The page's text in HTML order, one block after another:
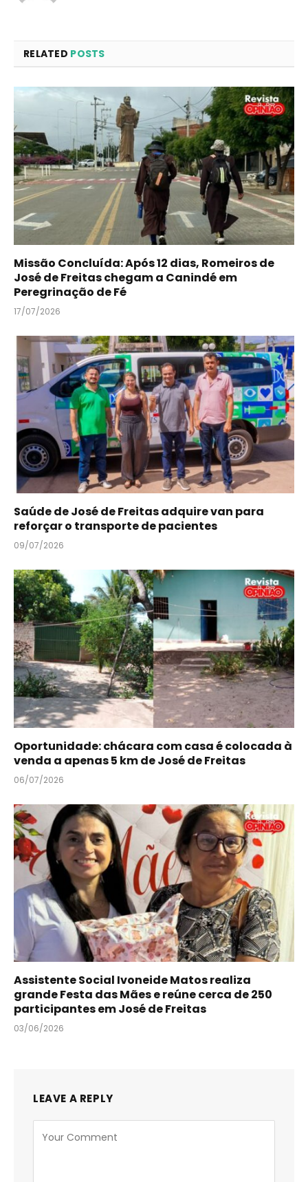
RELATED POSTS
Missão Concluída: Após 12 dias, Romeiros de
José de Freitas chegam a Canindé em
Peregrinação de Fé
17/07/2026
Saúde de José de Freitas adquire van para
reforçar o transporte de pacientes
09/07/2026
Oportunidade: chácara com casa é colocada à
venda a apenas 5 km de José de Freitas
06/07/2026
Assistente Social Ivoneide Matos realiza
grande Festa das Mães e reúne cerca de 250
participantes em José de Freitas
03/06/2026
LEAVE A REPLY